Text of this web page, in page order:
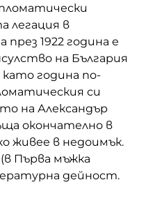
легация в
1922 година е
на България
като година по-
си
на Александър
окончателно в
живее в недоимък.
Първа мъжка
дейност.